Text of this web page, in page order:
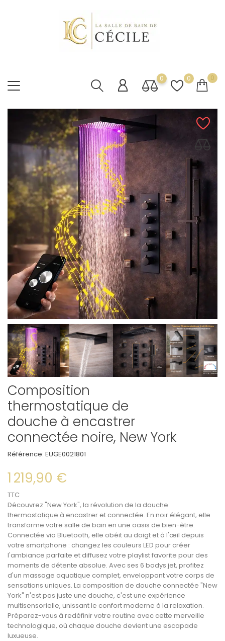
0 0 0
Composition
thermostatique de
douche à encastrer
connectée noire, New York
Référence: EUGE0021801
1 219,90 €
TTC
Découvrez "New York", la révolution de la douche
thermostatique à encastrer et connectée. En noir élégant, elle
transforme votre salle de bain en une oasis de bien-être.
Connectée via Bluetooth, elle obéit au doigt et à l'œil depuis
votre smartphone : changez les couleurs LED pour créer
l'ambiance parfaite et diffusez votre playlist favorite pour des
moments de détente absolue. Avec ses 6 bodys jet, profitez
d'un massage aquatique complet, enveloppant votre corps de
sensations uniques. La composition de douche connectée "New
York" n'est pas juste une douche, c'est une expérience
multisensorielle, unissant le confort moderne à la relaxation.
Préparez-vous à redéfinir votre routine avec cette merveille
technologique, où chaque douche devient une escapade
luxueuse.